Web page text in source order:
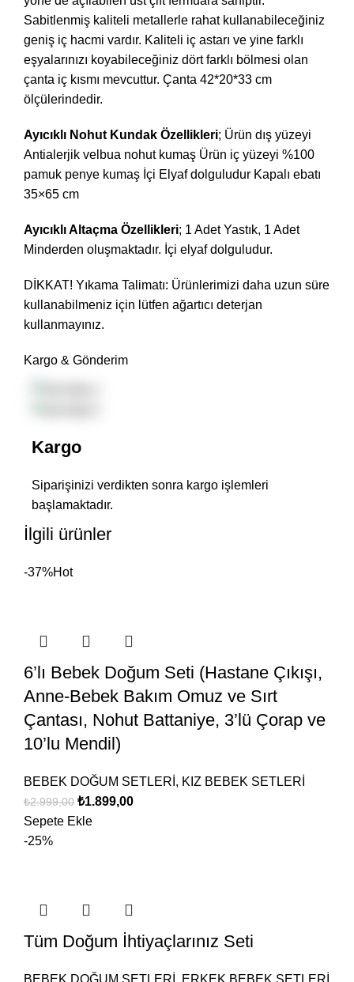
Sabitlenmiş kaliteli metallerle rahat kullanabileceğiniz
geniş iç hacmi vardır. Kaliteli iç astarı ve yine farklı
eşyalarınızı koyabileceğiniz dört farklı bölmesi olan
çanta iç kısmı mevcuttur. Çanta 42*20*33 cm
ölçülerindedir.
Ayıcıklı Nohut Kundak Özellikleri; Ürün dış yüzeyi
Antialerjik velbua nohut kumaş Ürün iç yüzeyi %100
pamuk penye kumaş İçi Elyaf dolguludur Kapalı ebatı
35×65 cm
Ayıcıklı Altaçma Özellikleri; 1 Adet Yastık, 1 Adet
Minderden oluşmaktadır. İçi elyaf dolguludur.
DİKKAT! Yıkama Talimatı: Ürünlerimizi daha uzun süre
kullanabilmeniz için lütfen ağartıcı deterjan
kullanmayınız.
Kargo & Gönderim
Kargo
Siparişinizi verdikten sonra kargo işlemleri
başlamaktadır.
İlgili ürünler
-37%Hot
6’lı Bebek Doğum Seti (Hastane Çıkışı,
Anne-Bebek Bakım Omuz ve Sırt
Çantası, Nohut Battaniye, 3’lü Çorap ve
10’lu Mendil)
BEBEK DOĞUM SETLERİ , KIZ BEBEK SETLERİ
₺2.999,00 ₺1.899,00
Sepete Ekle
-25%
Tüm Doğum İhtiyaçlarınız Seti
BEBEK DOĞUM SETLERİ , ERKEK BEBEK SETLERİ